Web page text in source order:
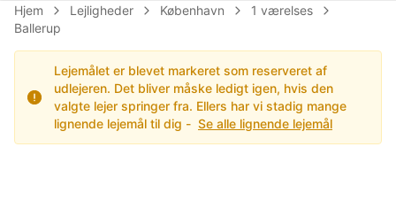
Hjem Lejligheder København
1 værelses
Ballerup
Lejemålet er blevet markeret som reserveret af
udlejeren. Det bliver måske ledigt igen, hvis den
valgte lejer springer fra. Ellers har vi stadig mange
lignende lejemål til dig - Se alle lignende lejemål